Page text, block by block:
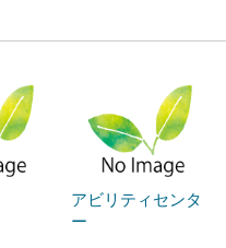
アビリティセンタ
ー